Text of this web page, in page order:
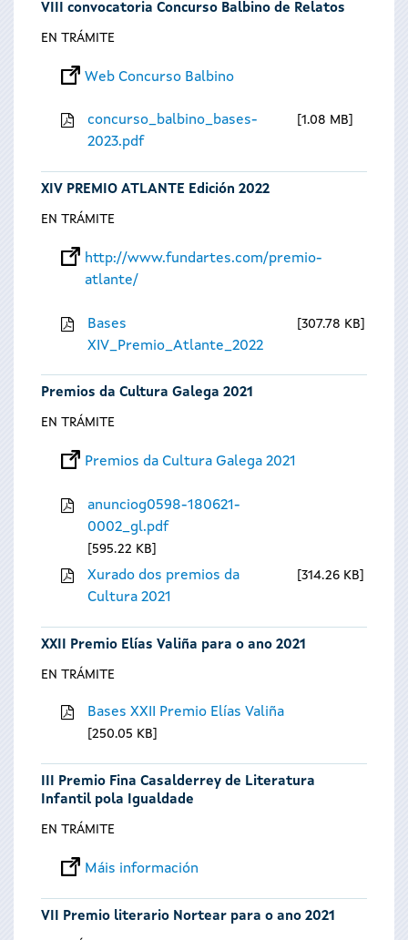
VIII convocatoria Concurso Balbino de Relatos
EN TRÁMITE
Web Concurso Balbino
concurso_balbino_bases-
2023.pdf
1.08 MB
XIV PREMIO ATLANTE Edición 2022
EN TRÁMITE
http://www.fundartes.com/premio-
atlante/
Bases
XIV_Premio_Atlante_2022
307.78 KB
Premios da Cultura Galega 2021
EN TRÁMITE
Premios da Cultura Galega 2021
anunciog0598-180621-
0002_gl.pdf
595.22 KB
Xurado dos premios da
Cultura 2021
314.26 KB
XXII Premio Elías Valiña para o ano 2021
EN TRÁMITE
Bases XXII Premio Elías Valiña
250.05 KB
III Premio Fina Casalderrey de Literatura
Infantil pola Igualdade
EN TRÁMITE
Máis información
VII Premio literario Nortear para o ano 2021